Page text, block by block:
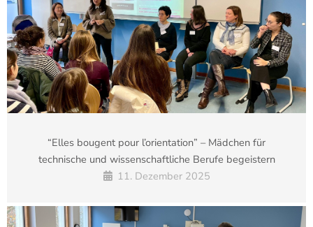
“Elles bougent pour l’orientation” – Mädchen für
technische und wissenschaftliche Berufe begeistern
11. Dezember 2025